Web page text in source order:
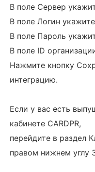
В поле Сервер
В поле Логин
В поле Пароль
В поле ID
Нажмите кнопку
интеграцию.
Если у вас есть
кабинете CARDPR,
перейдите в раздел
правом нижнем углу